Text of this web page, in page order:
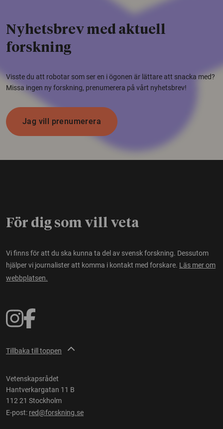
Nyhetsbrev med aktuell
forskning
Visste du att robotar som ser en i ögonen är lättare att snacka med?
Missa ingen ny forskning, prenumerera på vårt nyhetsbrev!
Jag vill prenumerera
För dig som vill veta
Vi finns för att du ska kunna ta del av svensk forskning. Dessutom
hjälper vi journalister att komma i kontakt med forskare. Läs mer om
webbplatsen.
Tillbaka till toppen
Vetenskapsrådet
Hantverkargatan 11 B
112 21 Stockholm
E-post: red@forskning.se